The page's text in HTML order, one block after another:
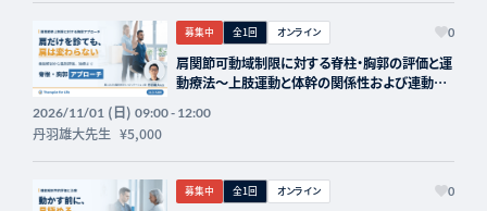
募集中 全1回 オンライン 0
肩関節可動域制限に対する脊柱・胸郭の評価と運
動療法〜上肢運動と体幹の関係性および連動
ーライフ】
2026/11/01(日) 09:00 - 12:00
丹羽雄大先生 ¥5,000
募集中 全1回 オンライン 0